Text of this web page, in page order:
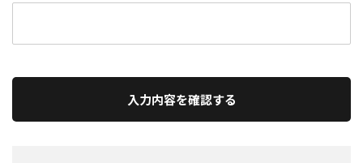
入力内容を確認する